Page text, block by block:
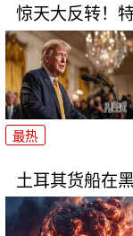
惊天大反转！
最热
土耳其货船在